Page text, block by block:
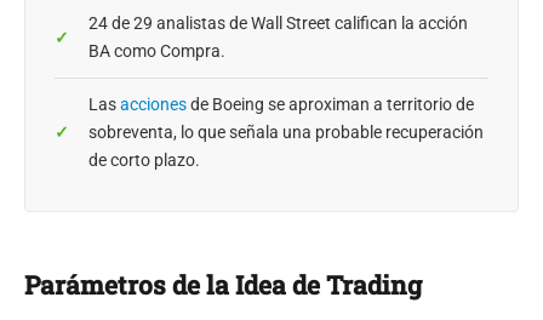
24 de 29 analistas de Wall Street califican la acción
BA como Compra.
Lasaccionesde Boeing se aproximan a territorio de
sobreventa, lo que señala una probable recuperación
de corto plazo.
Parámetros de la Idea de Trading